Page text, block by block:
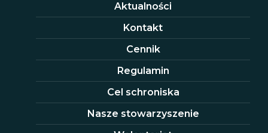
Aktualności
Kontakt
Cennik
Regulamin
Cel schroniska
Nasze stowarzyszenie